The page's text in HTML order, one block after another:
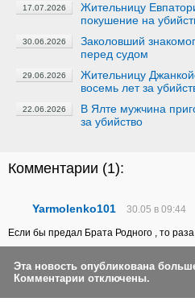
17.07.2026
Жительницу
покушение на
30.06.2026
Заколовший
перед судом
29.06.2026
Жительницу
восемь лет за
22.06.2026
В Ялте мужчина
за убийство
Комментарии (1):
Yarmolenko101 30.05 в 09:44
Если бы предал Брата Родного , то
Эта новость опубликована
Комментарии отключены.